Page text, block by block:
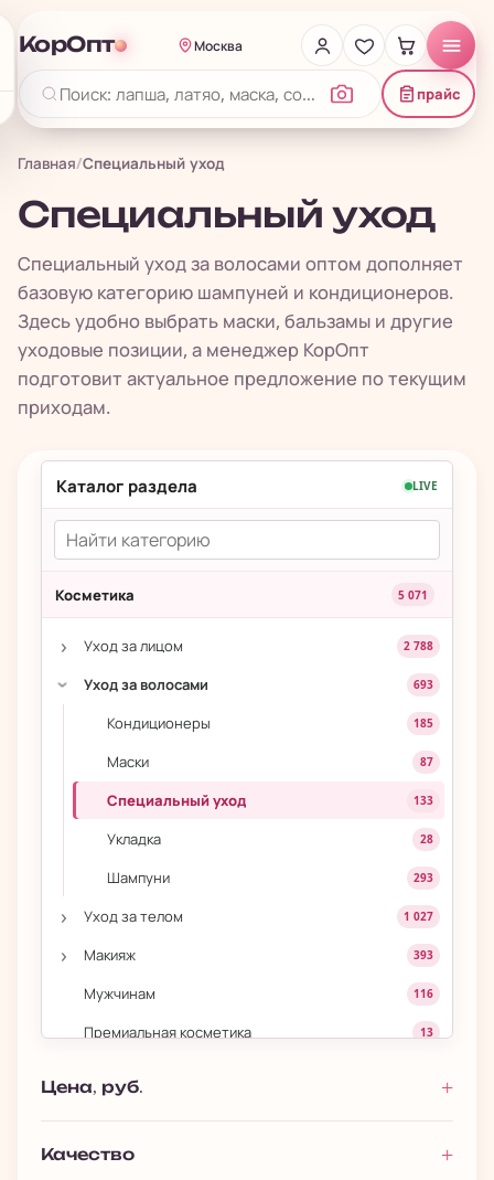
КорОпт Москва
прайс
Главная/Специальный уход
Специальный уход
Специальный уход за волосами оптом дополняет
базовую категорию шампуней и кондиционеров.
Здесь удобно выбрать маски, бальзамы и другие
уходовые позиции, а менеджер КорОпт
подготовит актуальное предложение по текущим
приходам.
Каталог раздела LIVE
Косметика 5 071
› Уход за лицом 2 788
› Уход за волосами 693
Кондиционеры 185
Маски 87
Специальный уход 133
Укладка 28
Шампуни 293
› Уход за телом 1 027
› Макияж 393
Мужчинам 116
Премиальная косметика 13
Цена, руб.
Качество